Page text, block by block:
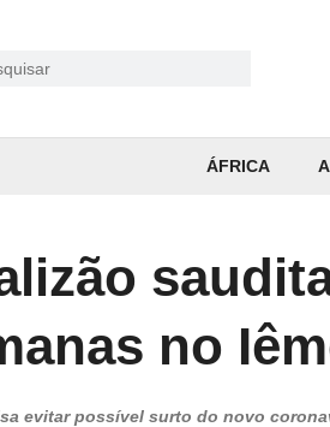
ÁFRICA
no
evitar possível surto do novo